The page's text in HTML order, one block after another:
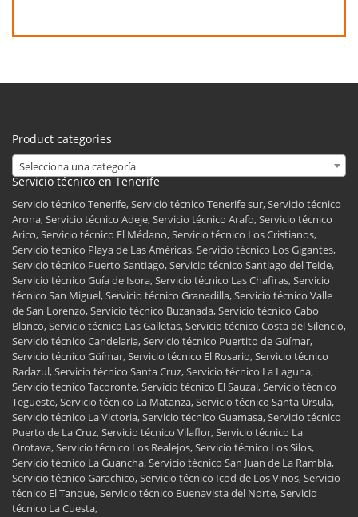
Product categories
Selecciona una categoría
Servicio técnico en Tenerife
Servicio técnico Tenerife, Servicio técnico Tenerife sur, Servicio técnico
Arona, Servicio técnico Adeje, Servicio técnico Arafo, Servicio técnico
Arico, Servicio técnico El Médano, Servicio técnico Los Cristianos,
Servicio técnico Playa de Las Américas, Servicio técnico Los Gigantes,
Servicio técnico Puerto Santiago, Servicio técnico Santiago del Teide,
Servicio técnico Guía de Isora, Servicio técnico Las Chafiras, Servicio
técnico San Miguel, Servicio técnico Granadilla, Servicio técnico Valle
de San Lorenzo, Servicio técnico Buzanada, Servicio técnico Cabo
Blanco, Servicio técnico Las Galletas, Servicio técnico Costa del Silencio,
Servicio técnico Candelaria, Servicio técnico Puertito de Güímar,
Servicio técnico Güímar, Servicio técnico El Rosario, Servicio técnico
Radazul, Servicio técnico Santa Cruz, Servicio técnico La Laguna,
Servicio técnico Tacoronte, Servicio técnico El Sauzal, Servicio técnico
Tegueste, Servicio técnico La Matanza, Servicio técnico Santa Ursula,
Servicio técnico La Victoria, Servicio técnico Guamasa, Servicio técnico
Puerto de La Cruz, Servicio técnico Vilaflor, Servicio técnico La
Orotava, Servicio técnico Los Realejos, Servicio técnico Los Silos,
Servicio técnico La Guancha, Servicio técnico San Juan de La Rambla,
Servicio técnico Garachico, Servicio técnico Icod de Los Vinos, Servicio
técnico El Tanque, Servicio técnico Buenavista del Norte, Servicio
técnico La Cuesta,